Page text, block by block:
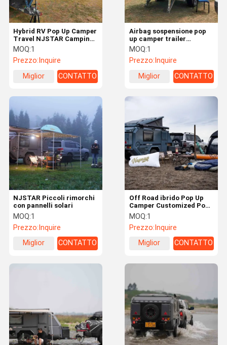
Casa Prodotti Video Chi Siamo
Fatory Tour
Controllo Di
Qualità
Contattaci
Richiedere
Un
Preventivo
Airbag sospensione pop
up camper trailer
NJSTAR off road pop up
camper
MOQ:1
Prezzo: Inquire
Miglior
CONTATTO
Hybrid RV Pop Up Camper
Travel NJSTAR Camping
Caravan Off Grid Trailer
MOQ:1
Prezzo: Inquire
Miglior
CONTATTO
Off Road ibrido Pop Up
Camper Customized Pop
Top Camper Trailer
MOQ:1
Prezzo: Inquire
Miglior
CONTATTO
NJSTAR Piccoli rimorchi
con pannelli solari
MOQ:1
Prezzo: Inquire
Miglior
CONTATTO